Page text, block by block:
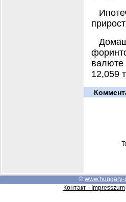
валюте
12,059
© www.hungary-
Контакт - Impresszum